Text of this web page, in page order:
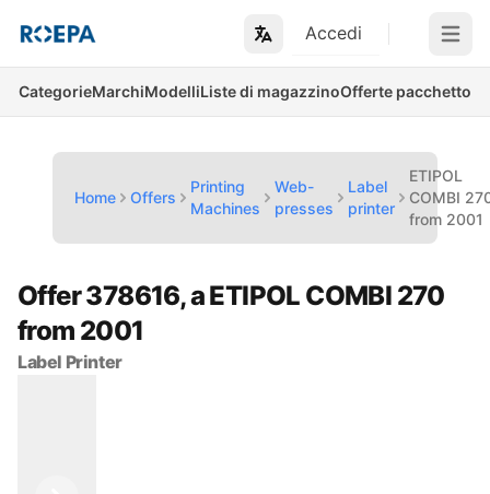
Accedi Open
CategorieMarchiModelliListe di magazzinoOfferte pacchetto
Home Offers
Printing
Machines
Web-
presses
Label
printer
ETIPOL
COMBI
from 2001
Offer 378616, a ETIPOL COMBI 270
from 2001
Label Printer